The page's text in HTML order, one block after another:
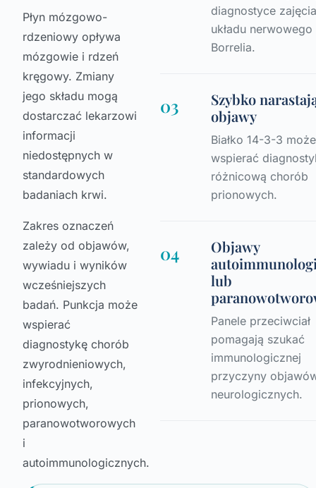
Płyn mózgowo-
rdzeniowy opływa
mózgowie i rdzeń
kręgowy. Zmiany
jego składu mogą
dostarczać lekarzowi
informacji
niedostępnych w
standardowych
badaniach krwi.
Zakres oznaczeń
zależy od objawów,
wywiadu i wyników
wcześniejszych
badań. Punkcja może
wspierać
diagnostykę chorób
zwyrodnieniowych,
infekcyjnych,
prionowych,
paranowotworowych
i
autoimmunologicznych.
diagnostyce
układu
Borrelia.
03
Szybko
objawy
Białko 14-3-3 może
wspierać
różnicową chorób
prionowych.
04
Objawy
lub
Panele przeciwciał
pomagają szukać
immunologicznej
przyczyny
neurologicznych.